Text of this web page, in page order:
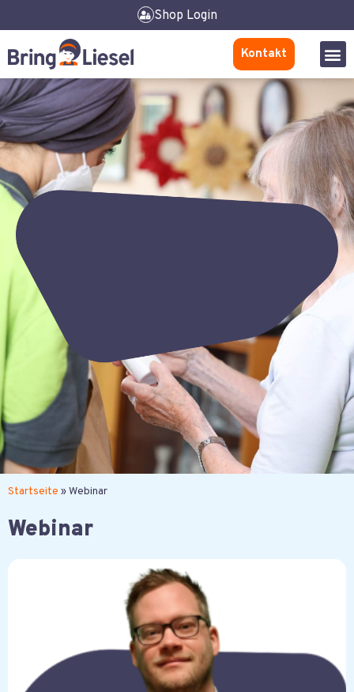
Shop Login
Kontakt
News von der Liesel
Startseite »Webinar
Webinar